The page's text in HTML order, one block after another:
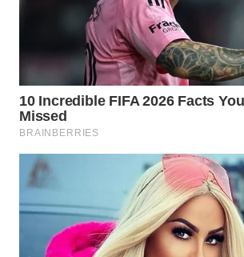
WN
BINTAN
MANDALIKA
WN
LIKUPANG